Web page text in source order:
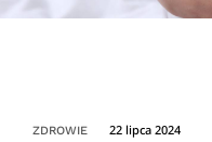
ZDROWIE 22 lipca 2024